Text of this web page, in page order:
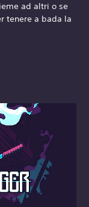
ad altri o se
tenere a bada la